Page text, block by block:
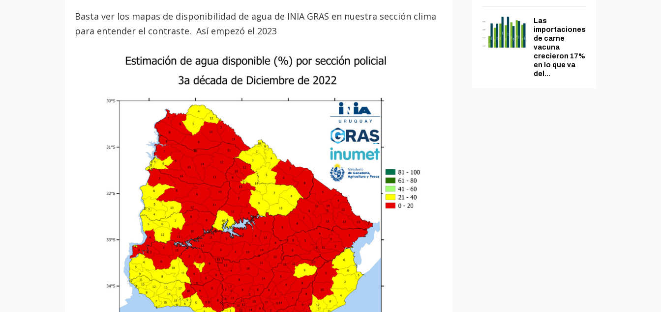
Basta ver los mapas de disponibilidad de agua de INIA GRAS en nuestra sección clima
para entender el contraste. Así empezó el 2023
Las
importaciones
de carne
vacuna
crecieron 17%
en lo que va
del...